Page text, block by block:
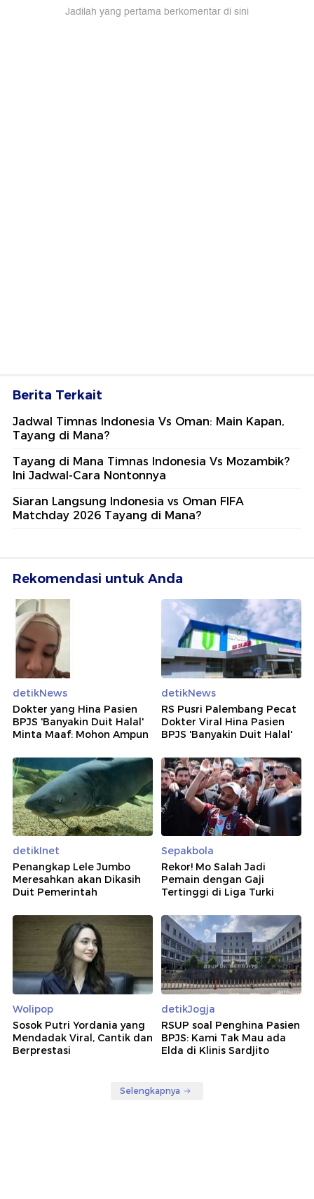
Jadilah yang pertama berkomentar di sini
Berita Terkait
Jadwal Timnas Indonesia Vs Oman: Main Kapan,
Tayang di Mana?
Tayang di Mana Timnas Indonesia Vs Mozambik?
Ini Jadwal-Cara Nontonnya
Siaran Langsung Indonesia vs Oman FIFA
Matchday 2026 Tayang di Mana?
Rekomendasi untuk Anda
detikNews
Dokter yang Hina Pasien
BPJS 'Banyakin Duit Halal'
Minta Maaf: Mohon Ampun
detikNews
RS Pusri Palembang Pecat
Dokter Viral Hina Pasien
BPJS 'Banyakin Duit Halal'
detikInet
Penangkap Lele Jumbo
Meresahkan akan Dikasih
Duit Pemerintah
Sepakbola
Rekor! Mo Salah Jadi
Pemain dengan Gaji
Tertinggi di Liga Turki
Wolipop
Sosok Putri Yordania yang
Mendadak Viral, Cantik dan
Berprestasi
detikJogja
RSUP soal Penghina Pasien
BPJS: Kami Tak Mau ada
Elda di Klinis Sardjito
Selengkapnya